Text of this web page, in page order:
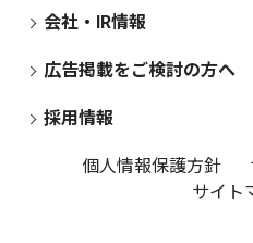
会社・IR情報
広告掲載をご検討の方へ
採用情報
個人情報保護方針
サイト